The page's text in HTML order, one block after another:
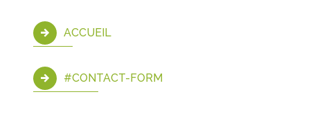
ACCUEIL
#CONTACT-FORM